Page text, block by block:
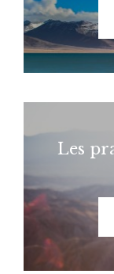
Les